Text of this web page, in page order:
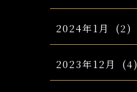
2024年1月 (2)
2023年12月 (4)